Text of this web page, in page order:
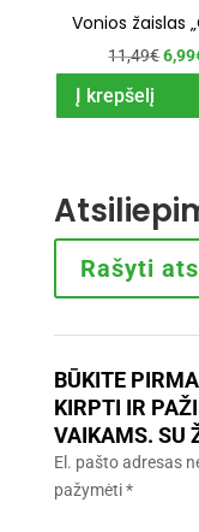
Vonios žaislas
11,49€
was:
6,99
Į krepšelį
Rašyti
BŪKITE
KIRPTI IR
VAIKAMS. SU
El. pašto adresas
pažymėti*